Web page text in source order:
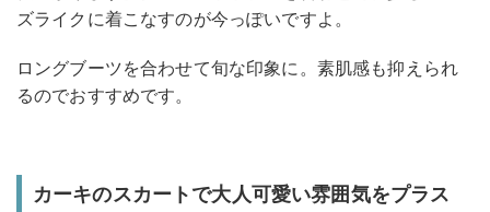
ズライクに着こなすのが今っぽいですよ。
ロングブーツを合わせて旬な印象に。素肌感も抑えられ
るのでおすすめです。
カーキのスカートで大人可愛い雰囲気をプラス